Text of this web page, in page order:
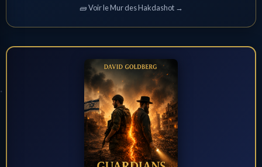
🧱 Voir le Mur des Hakdashot →